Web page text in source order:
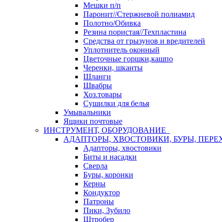
Мешки п/п
Паронит//Стержневой полиамид
Полотно/Обивка
Резина пористая//Техпластина
Средства от грызунов и вредителей
Уплотнитель оконный
Цветочные горшки,кашпо
Черенки, шканты
Шланги
Швабры
Хоз.товары
Сушилки для белья
Умывальники
Ящики почтовые
ИНСТРУМЕНТ, ОБОРУДОВАНИЕ
АДАПТОРЫ, ХВОСТОВИКИ, БУРЫ,
Адапторы, хвостовики
Биты и насадки
Сверла
Буры, коронки
Керны
Кондуктор
Патроны
Пики, Зубило
Штробер